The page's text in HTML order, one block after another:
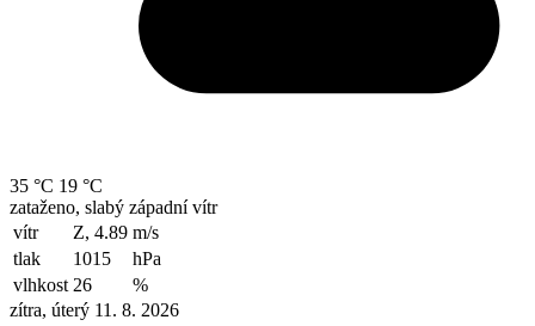
35 °C 19 °C
zataženo, slabý západní vítr
vítr
Z, 4.89 m/s
tlak
1015
hPa
vlhkost 26
%
zítra, úterý 11. 8. 2026